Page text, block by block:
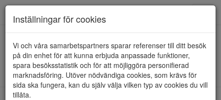
HEM RIEKER
Kunde inte hitta några artiklar...
Inställningar för cookies
Vi och våra samarbetspartners sparar referenser till ditt besök
på din enhet för att kunna erbjuda anpassade funktioner,
spara besöksstatistik och för att möjliggöra personifierad
marknadsföring. Utöver nödvändiga cookies, som krävs för
sida ska fungera, kan du själv välja vilken typ av cookies du vill
tillåta.